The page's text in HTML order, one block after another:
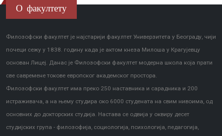
О факултету
Филозофски факултет је најстарији факултет Универзитета у Београду, чији
почеци сежу у 1838. годину када је актом кнеза Милоша у Крагујевцу
основан Лицеј. Данас је Филозофски факултет модерна школа која прати
све савремене токове европског академског простора.
Филозофски факултет има преко 250 наставника и сарадника и 200
истраживача, а на њему студира око 6000 студената на свим нивоима, од
основних до докторских студија. Настава се одвија у оквиру десет
студијских група - филозофија, социологија, психологија, педагогија,